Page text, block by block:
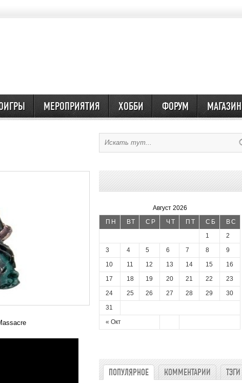
МЕРОПРИЯТИЯ ХОББИ ФОРУМ МАГАЗИН
Август 2026
ПН
ВТ СР ЧТ ПТ СБ ВС
« Окт
1
2
3
4 5 6 7 8
9
10
11 12 13 14 15
16
17
18 19 20 21 22
23
24
25 26 27 28 29
30
31
ПОПУЛЯРНОЕ КОММЕНТАРИИ ТЭГИ